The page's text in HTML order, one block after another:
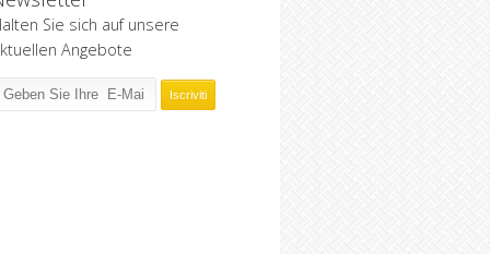
Sie sich auf unsere
Angebote